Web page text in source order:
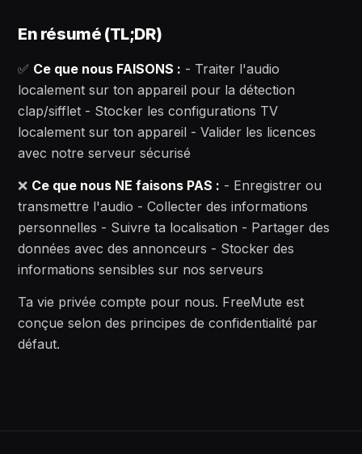
En résumé (TL;DR)
✅ Ce que nous FAISONS : - Traiter l'audio
localement sur ton appareil pour la détection
clap/sifflet - Stocker les configurations TV
localement sur ton appareil - Valider les licences
avec notre serveur sécurisé
❌ Ce que nous NE faisons PAS : - Enregistrer ou
transmettre l'audio - Collecter des informations
personnelles - Suivre ta localisation - Partager des
données avec des annonceurs - Stocker des
informations sensibles sur nos serveurs
Ta vie privée compte pour nous. FreeMute est
conçue selon des principes de confidentialité par
défaut.